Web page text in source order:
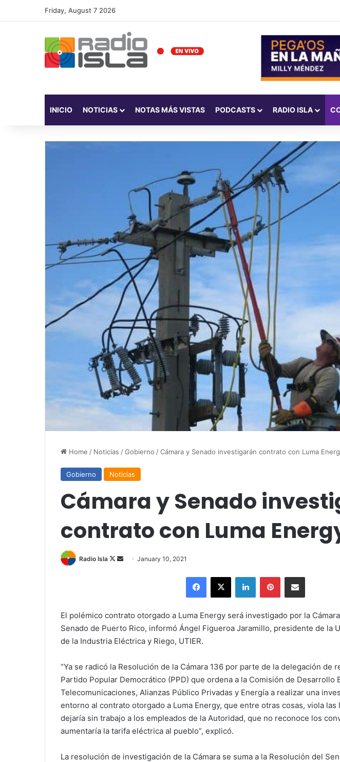
Friday, August 7 2026
INICIO NOTICIAS NOTAS MÁS VISTAS PODCASTS RADIO ISLA
Home / Noticias /Gobierno /Cámara y Senado investigarán contrato con Luma
Gobierno Noticias
Cámara y Senado
contrato con Luma
Radio Isla
Follow
Send January 10, 2021
Facebook
X LinkedInPinterestShare via Email
El polémico contrato otorgado a Luma Energy será investigado por la
Senado de Puerto Rico, informó Ángel Figueroa Jaramillo, presidente de la
de la Industria Eléctrica y Riego, UTIER.
“Ya se radicó la Resolución de la Cámara 136 por parte de la delegación de
Partido Popular Democrático (PPD) que ordena a la Comisión de Desarrollo
Telecomunicaciones, Alianzas Público Privadas y Energía a realizar una
entorno al contrato otorgado a Luma Energy, que entre otras cosas, viola las
dejaría sin trabajo a los empleados de la Autoridad, que no reconoce los
aumentaría la tarifa eléctrica al pueblo”, explicó.
La resolución de investigación de la Cámara se suma a la Resolución del